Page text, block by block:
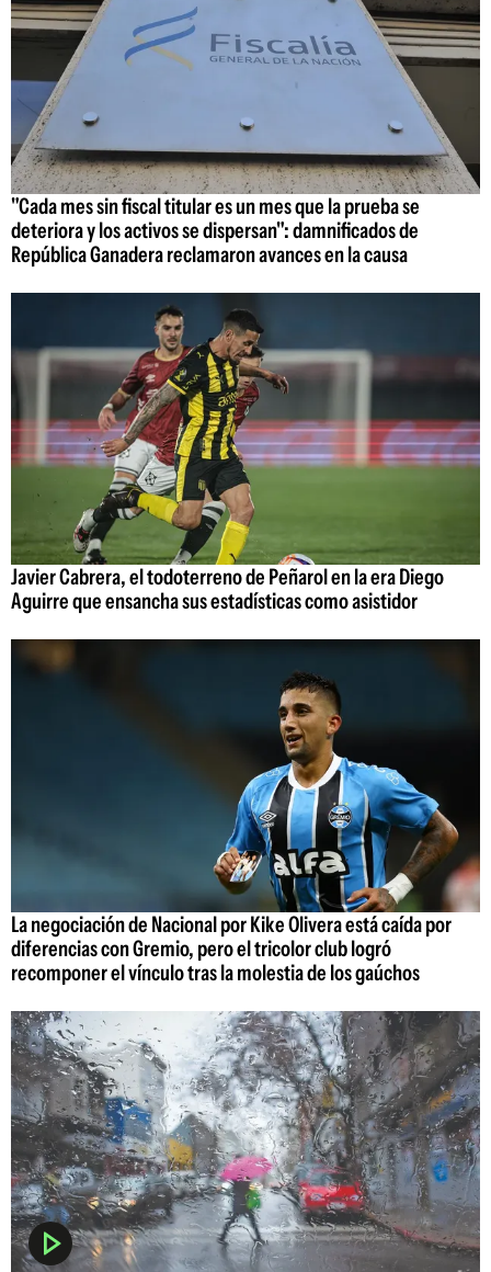
"Cada mes sin fiscal titular es un mes que la prueba se
deteriora y los activos se dispersan": damnificados de
República Ganadera reclamaron avances en la causa
Javier Cabrera, el todoterreno de Peñarol en la era Diego
Aguirre que ensancha sus estadísticas como asistidor
La negociación de Nacional por Kike Olivera está caída por
diferencias con Gremio, pero el tricolor club logró
recomponer el vínculo tras la molestia de los gaúchos